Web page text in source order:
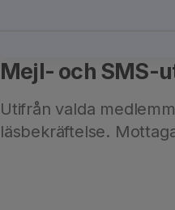
Mejl- och SMS-
Utifrån valda
läsbekräftelse.